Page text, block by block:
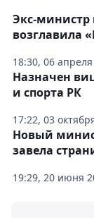
18:30, 06
Экс-министр
возглавила
17:22, 03
Назначен
и спорта РК
19:29, 20 июня
Новый
завела